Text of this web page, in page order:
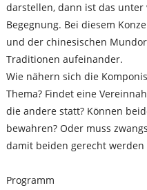
darstellen, dann ist das
Begegnung. Bei diesem
und der chinesischen
Traditionen aufeinander.
Wie nähern sich die
Thema? Findet eine
die andere statt? Können
bewahren? Oder muss
damit beiden gerecht werden
Programm